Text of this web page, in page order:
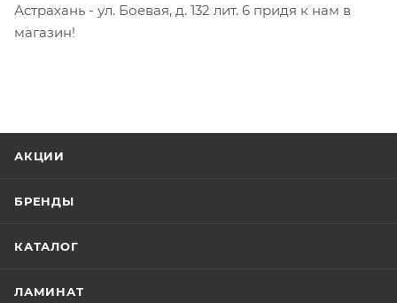
Астрахань - ул. Боевая, д. 132 лит. 6 придя к нам в
магазин!
АКЦИИ
БРЕНДЫ
КАТАЛОГ
ЛАМИНАТ